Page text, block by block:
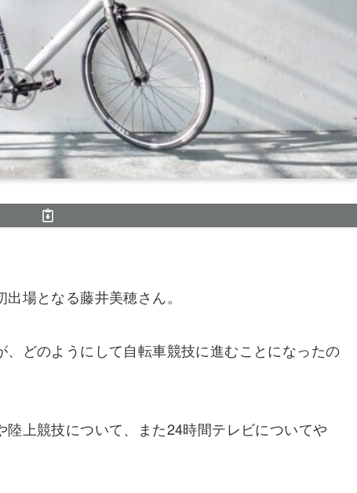
場となる藤井美穂さん。
どのようにして自転車競技に進むことになったの
上競技について、また24時間テレビについてや